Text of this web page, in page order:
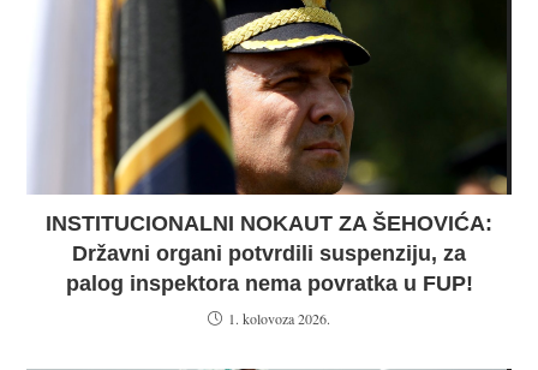
INSTITUCIONALNI NOKAUT ZA ŠEHOVIĆA:
Državni organi potvrdili suspenziju, za
palog inspektora nema povratka u FUP!
1. kolovoza 2026.